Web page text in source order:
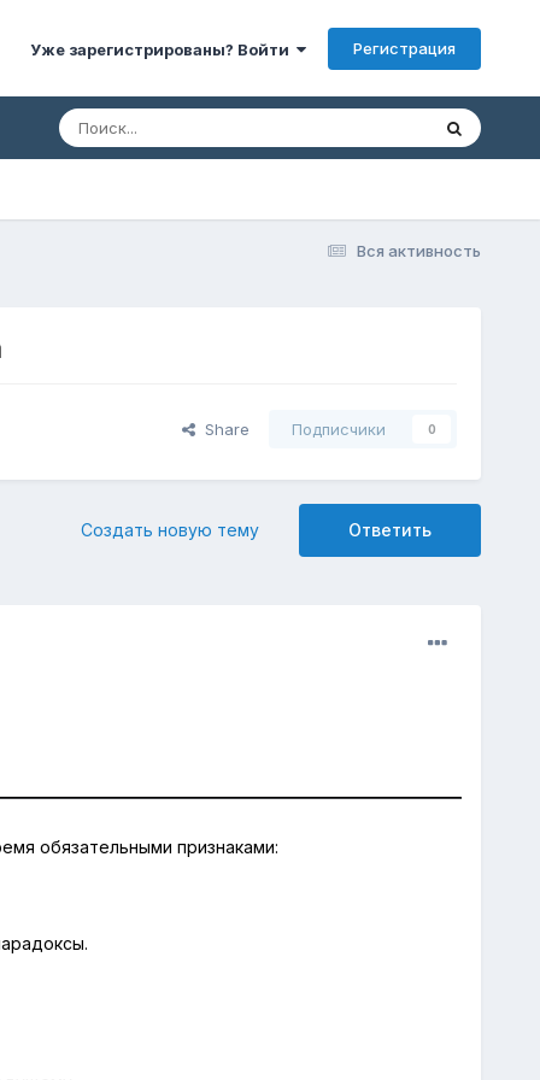
Уже зарегистрированы? Войти Регистрация
Вся активность
Share Подписчики 0
Ответить
Создать новую тему
обязательными признаками:
.